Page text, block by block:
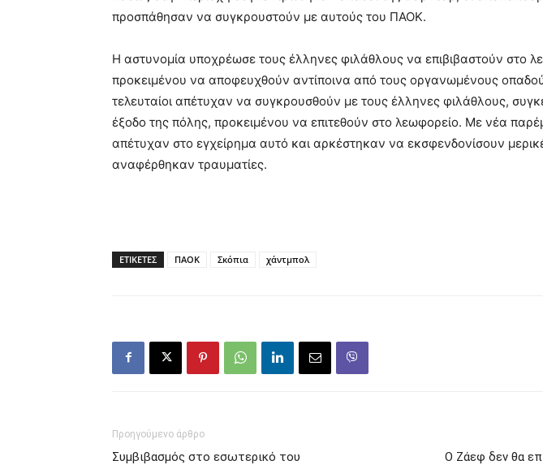
προσπάθησαν να συγκρουστούν με αυτούς του ΠΑΟΚ.
Η αστυνομία υποχρέωσε τους έλληνες φιλάθλους να επιβιβαστούν στο
προκειμένου να αποφευχθούν αντίποινα από τους οργανωμένους
τελευταίοι απέτυχαν να συγκρουσθούν με τους έλληνες φιλάθλους,
έξοδο της πόλης, προκειμένου να επιτεθούν στο λεωφορείο. Με νέα
απέτυχαν στο εγχείρημα αυτό και αρκέστηκαν να εκσφενδονίσουν
αναφέρθηκαν τραυματίες.
ΕΤΙΚΕΤΕΣ ΠΑΟΚ Σκόπια χάντμπολ
Προηγούμενο άρθρο
Συμβιβασμός στο εσωτερικό του
Ο Ζάεφ δεν θα